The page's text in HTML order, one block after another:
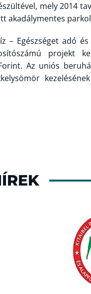
mely 2014
akadálymentes
– Egészséget adó
Az uniós